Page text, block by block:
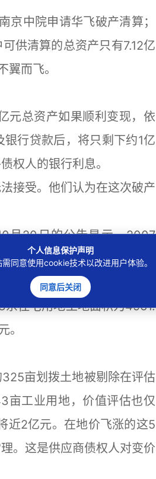
中院申请华飞破产清算；
供清算的总资产只有7.12亿
而飞。
总资产如果顺利变现，依
行贷款后，将只剩下约1亿
权人的银行利息。
接受。他们认为在这次破产
20日的公告显示，2007
华飞的全部资产和负债进行
均被视为华飞的资产纳入评
住宅用地土地面积为4961.
。
亩划拨土地被剔除在评估
亩工业用地，价值评估也仅
近2亿元。在地价飞涨的这5
。这是供应商债权人对变价
个人信息保护声明
同意使用cookie技术以改进用户体验。
同意后关闭